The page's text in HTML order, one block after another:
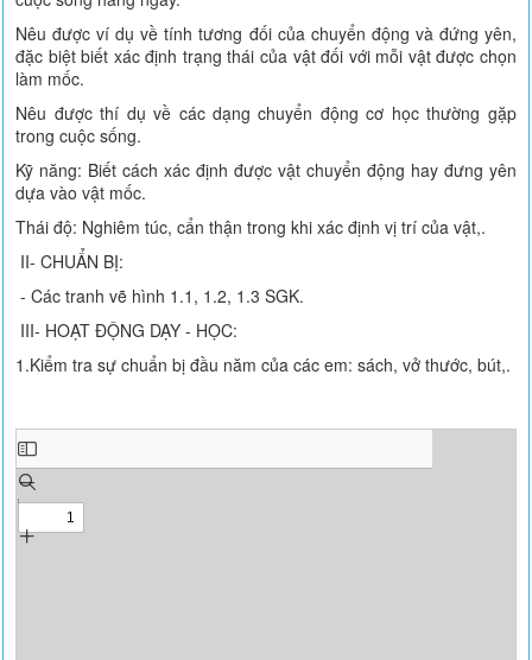
Nêu được ví dụ về tính tương đối của chuyển động và đứng yên,
đặc biệt biết xác định trạng thái của vật đối với mỗi vật được chọn
làm mốc.
Nêu được thí dụ về các dạng chuyển động cơ học thường gặp
trong cuộc sống.
Kỹ năng: Biết cách xác định được vật chuyển động hay đưng yên
dựa vào vật mốc.
Thái độ: Nghiêm túc, cẩn thận trong khi xác định vị trí của vật,.
II- CHUẨN BỊ:
- Các tranh vẽ hình 1.1, 1.2, 1.3 SGK.
III- HOẠT ĐỘNG DẠY - HỌC:
1.Kiểm tra sự chuẩn bị đầu năm của các em: sách, vở thước, bút,.